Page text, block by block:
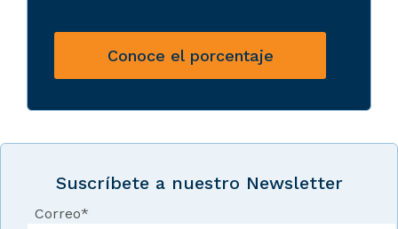
Conoce el porcentaje
Suscríbete a nuestro Newsletter
Correo*